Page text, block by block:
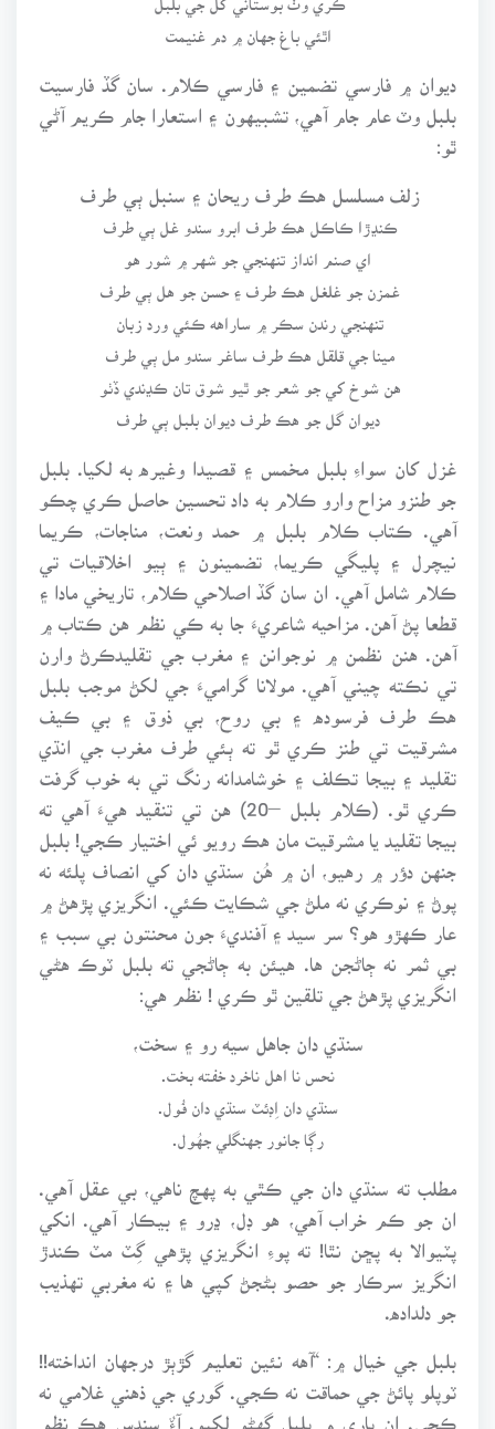
اٿئي باغ جهان ۾ دم غنيمت
ديوان ۾ فارسي تضمين ۽ فارسي ڪلام. سان گڏ فارسيت
بلبل وٽ عام جام آهي، تشبيهون ۽ استعارا جام ڪريم آڻي
زلف مسلسل هڪ طرف ريحان ۽ سنبل ٻي طرف
ڪنڍڙا ڪاڪل هڪ طرف ابرو سندو غل ٻي طرف
اي صنم انداز تنهنجي جو شهر ۾ شور هو
غمزن جو غلغل هڪ طرف ۽ حسن جو هل ٻي طرف
تنهنجي رندن سڪر ۾ ساراهه ڪئي ورد زبان
مينا جي قلقل هڪ طرف ساغر سندو مل ٻي طرف
هن شوخ کي جو شعر جو ٿيو شوق تان ڪڍندي ڏٺو
ديوان گل جو هڪ طرف ديوان بلبل ٻي طرف
غزل کان سواءِ بلبل مخمس ۽ قصيدا وغيره به لکيا. بلبل
جو طنزو مزاح وارو ڪلام به داد تحسين حاصل ڪري چڪو
آهي. ڪتاب ڪلام بلبل ۾ حمد ونعت، مناجات، ڪريما
نيچرل ۽ پليگي ڪريما، تضمينون ۽ ٻيو اخلاقيات تي
ڪلام شامل آهي. ان سان گڏ اصلاحي ڪلام، تاريخي مادا ۽
قطعا پڻ آهن. مزاحيه شاعريءَ جا به ڪي نظم هن ڪتاب ۾
آهن. هنن نظمن ۾ نوجوانن ۽ مغرب جي تقليدڪرڻ وارن
تي نڪته چيني آهي. مولانا گراميءَ جي لکڻ موجب بلبل
هڪ طرف فرسوده ۽ بي روح، بي ذوق ۽ بي ڪيف
مشرقيت تي طنز ڪري ٿو ته ٻئي طرف مغرب جي انڌي
تقليد ۽ بيجا تڪلف ۽ خوشامدانه رنگ تي به خوب گرفت
ڪري ٿو. (ڪلام بلبل –20) هن تي تنقيد هيءَ آهي ته
بيجا تقليد يا مشرقيت مان هڪ رويو ئي اختيار ڪجي! بلبل
جنهن دؤر ۾ رهيو، ان ۾ هُن سنڌي دان کي انصاف پلئه نه
پوڻ ۽ نوڪري نه ملڻ جي شڪايت ڪئي. انگريزي پڙهڻ ۾
عار ڪهڙو هو؟ سر سيد ۽ آفنديءَ جون محنتون بي سبب ۽
بي ثمر نه ڄاڻجن ها. هيئن به ڄاڻجي ته بلبل ٽوڪ هڻي
انگريزي پڙهڻ جي تلقين ٿو ڪري ! نظم هي:
سنڌي دان جاهل سيه رو ۽ سخت،
نحس نا اهل ناخرد خفته بخت.
سنڌي دان اِڊئٽ سنڌي دان فُول.
رڳا جانور جهنگلي جهُول.
مطلب ته سنڌي دان جي ڪٿي به پهچ ناهي، بي عقل آهي.
ان جو ڪم خراب آهي، هو ڊل، ڍرو ۽ بيڪار آهي. انکي
پٽيوالا به پڇن نٿا! ته پوءِ انگريزي پڙهي گِٽ مٽ ڪندڙ
انگريز سرڪار جو حصو بڻجڻ کپي ها ۽ نه مغربي تهذيب
جو دلداده.
بلبل جي خيال ۾: “آهه نئين تعليم گڙٻڙ درجهان انداخته!!
ٽوپلو پائڻ جي حماقت نه ڪجي. گوري جي ذهني غلامي نه
ڪجي. ان باري ۾ بلبل گهڻو لکيو. آءٌ سندس هڪ نظم